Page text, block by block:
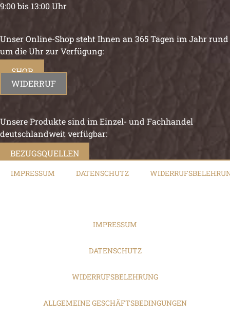
9:00 bis 13:00 Uhr
Unser Online-Shop steht Ihnen an 365 Tagen im Jahr rund
um die Uhr zur Verfügung:
SHOP
WIDERRUF
Unsere Produkte sind im Einzel- und Fachhandel
deutschlandweit verfügbar:
BEZUGSQUELLEN
IMPRESSUM DATENSCHUTZ
IMPRESSUM
DATENSCHUTZ
WIDERRUFSBELEHRUNG
ALLGEMEINE GESCHÄFTSBEDINGUNGEN